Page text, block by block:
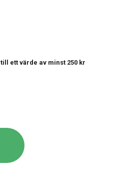
till ett värde av minst 250 kr